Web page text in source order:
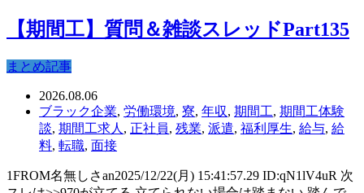
【期間工】質問＆雑談スレッドPart135
まとめ記事
2026.08.06
ブラック企業, 労働環境, 寮, 年収, 期間工, 期間工体験
談, 期間工求人 , 正社員, 残業, 派遣, 福利厚生, 給与, 給
料, 転職, 面接
1FROM名無しさan2025/12/22(月) 15:41:57.29 ID:qN1lV4uR 次